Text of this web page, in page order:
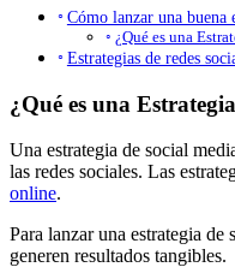
Cómo lanzar una buena
¿Qué es una
Estrategias de redes
¿Qué es una
Una estrategia de social
las redes sociales. Las
online.
Para lanzar una estrategia
generen resultados tangibles.